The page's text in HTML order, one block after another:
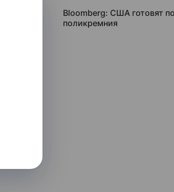
Bloomberg: США готовят
поликремния